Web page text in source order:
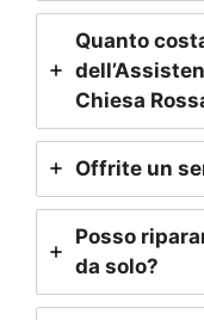
Quanto
Chiesa
Offrite un
Posso
da solo?